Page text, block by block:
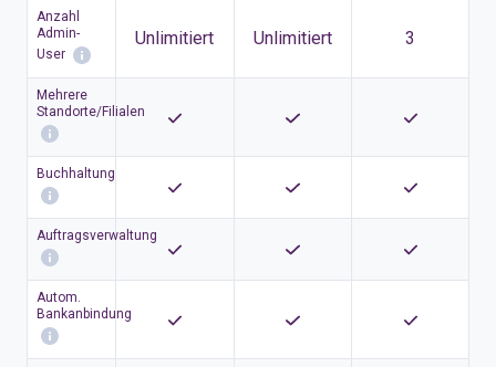
Anzahl
Admin-
User
Unlimitiert Unlimitiert 3
Mehrere
Standorte/Filialen
Buchhaltung
Auftragsverwaltung
Autom.
Bankanbindung